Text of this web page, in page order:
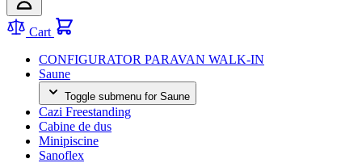
Cart
CONFIGURATOR PARAVAN WALK-IN
Saune
Toggle submenu for Saune
Cazi Freestanding
Cabine de dus
Minipiscine
Sanoflex